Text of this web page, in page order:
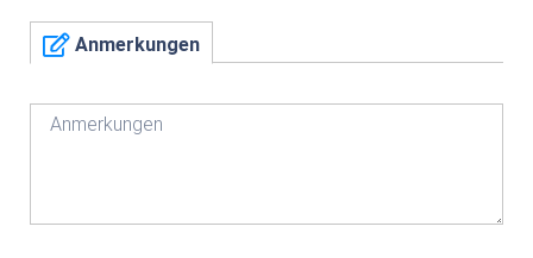
Anmerkungen